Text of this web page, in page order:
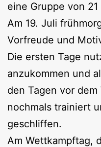
eine Gruppe von
Am 19. Juli
Vorfreude und
Die ersten Tage
anzukommen und
den Tagen vor
nochmals trainiert
geschliffen.
Am Wettkampftag,